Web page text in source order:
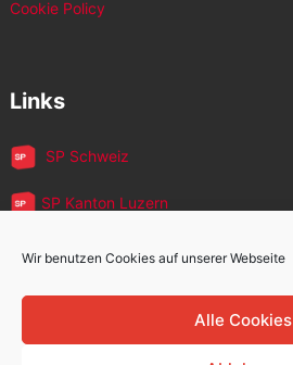
Wir benutzen Cookies auf unserer Webseite
Alle Cookies
Cookie Policy
Links
SP Schweiz
SP Kanton Luzern
JUSO Luzern
SP MigrantInnen
SP 60+